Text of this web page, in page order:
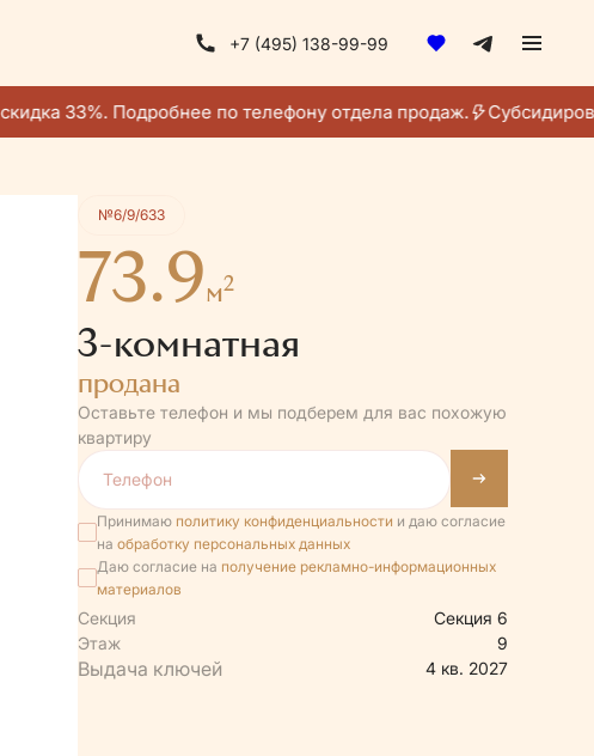
+7 (495) 138-99-99
33%. Подробнее по телефону отдела продаж.
№6/9/633
73.9м2
3-комнатная
продана
Оставьте телефон и мы подберем для вас похожую
квартиру
Принимаю политику конфиденциальности и даю согласие
на обработку персональных данных
Даю согласие на получение рекламно-информационных
материалов
Секция
Секция 6
Этаж
9
4 кв. 2027